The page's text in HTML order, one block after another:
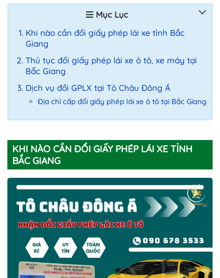
Mục Lục
Khi nào cần đổi giấy phép lái xe tỉnh Bắc
Giang
Thủ tục đổi giấy phép lái xe ô tô, xe máy tại
Bắc Giang
Dịch vụ đổi GPLX tại Tô Châu Đông Á
Địa chỉ cấp đổi giấy phép lái xe ô tô tại Bắc Giang
KHI NÀO CẦN ĐỔI GIẤY PHÉP LÁI XE TỈNH
BẮC GIANG